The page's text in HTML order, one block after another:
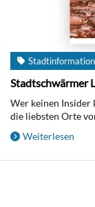
Stadtschwärmer
Wer keinen Insider
die liebsten Orte
Weiterlesen